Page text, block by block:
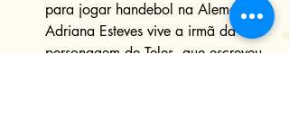
para jogar handebol na Alemanha.
Adriana Esteves vive a irmã da
personagem de Teles, que escreveu